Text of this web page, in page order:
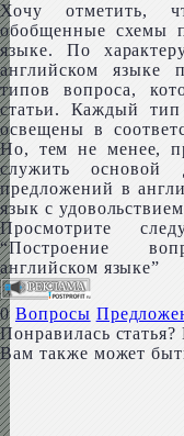
Хочу отметить,
обобщенные схемы
языке. По
английском языке
типов вопроса,
статьи. Каждый тип
освещены в
Но, тем не менее,
служить основой
предложений в
язык с
Просмотрите
“Построение
английском языке”
0 Вопросы
Понравилась
Вам также может